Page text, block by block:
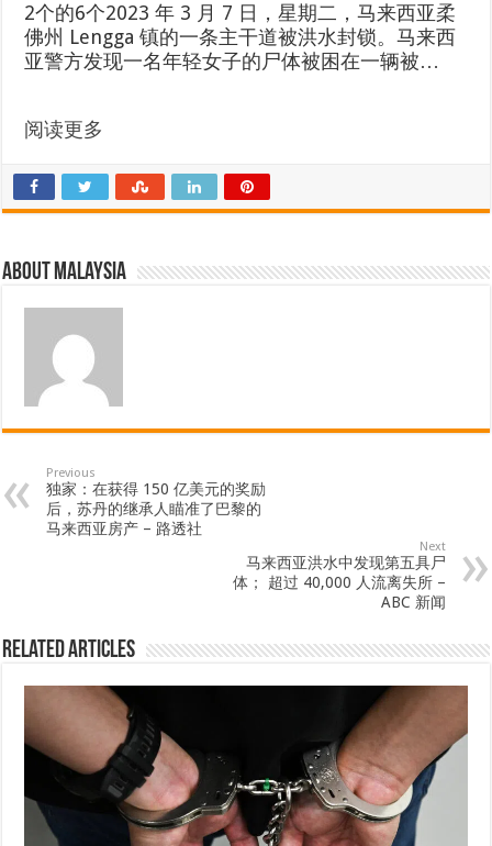
t
和
P
v
o
u
按
钮
进
2个的6个2023 年 3 月 7 日，星期二，马来西亚柔
佛州 Lengga 镇的一条主干道被洪水封锁。马来西
亚警方发现一名年轻女子的尸体被困在一辆被…
阅读更多
About Malaysia
Previous
独家：在获得 150 亿美元的奖励
后，苏丹的继承人瞄准了巴黎的
马来西亚房产 – 路透社
Next
马来西亚洪水中发现第五具尸
体； 超过 40,000 人流离失所 –
ABC 新闻
Related Articles